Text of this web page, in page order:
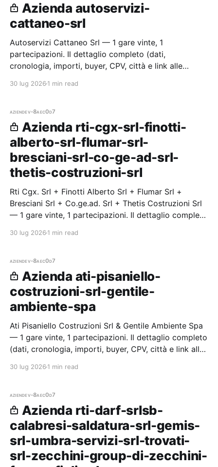
Azienda autoservizi-
cattaneo-srl
Autoservizi Cattaneo Srl — 1 gare vinte, 1
partecipazioni. Il dettaglio completo (dati,
cronologia, importi, buyer, CPV, città e link alle
30 lug 2026 1 min read
aziendev-8aec0d7
Azienda rti-cgx-srl-finotti-
alberto-srl-flumar-srl-
bresciani-srl-co-ge-ad-srl-
thetis-costruzioni-srl
Rti Cgx. Srl + Finotti Alberto Srl + Flumar Srl +
Bresciani Srl + Co.ge.ad. Srl + Thetis Costruzioni Srl
— 1 gare vinte, 1 partecipazioni. Il dettaglio completo
30 lug 2026 1 min read
aziendev-8aec0d7
Azienda ati-pisaniello-
costruzioni-srl-gentile-
ambiente-spa
Ati Pisaniello Costruzioni Srl & Gentile Ambiente Spa
— 1 gare vinte, 1 partecipazioni. Il dettaglio completo
(dati, cronologia, importi, buyer, CPV, città e link alle
30 lug 2026 1 min read
aziendev-8aec0d7
Azienda rti-darf-srlsb-
calabresi-saldatura-srl-gemis-
srl-umbra-servizi-srl-trovati-
srl-zecchini-group-di-zecchini-